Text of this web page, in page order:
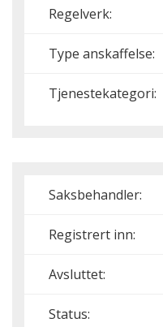
Regelverk:
Type anskaffelse:
Tjenestekategori:
Saksbehandler:
Registrert inn:
Avsluttet:
Status: